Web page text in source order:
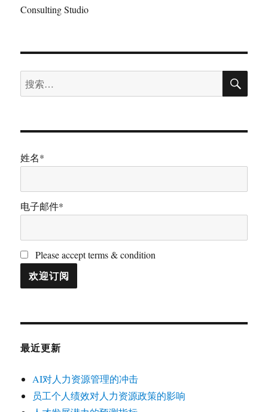
Consulting Studio
搜
索：
搜
姓名*
电子邮件*
Please accept terms & condition
最近更新
AI对人力资源管理的冲击
员工个人绩效对人力资源政策的影响